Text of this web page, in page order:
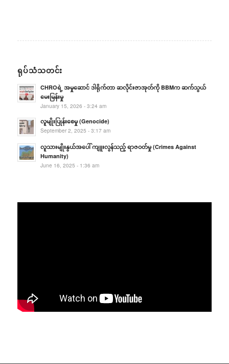
ရုပ်သံသတင်း
CHROရဲ့ အမှုဆောင် ဒါရိုက်တာ ဆလိုင်းဇာအုတ်ကို BBMက ဆက်သွယ်
မေးမြန်းမှု
January 15, 2026 - 3:24 am
လူမျိုးပြုန်းစေမှု (Genocide)
September 2, 2025 - 3:17 am
လူသားမျိုးနွယ်အပေါ် ကျူးလွန်သည့် ရာဇဝတ်မှု (Crimes Against
Humanity)
June 16, 2025 - 1:36 am